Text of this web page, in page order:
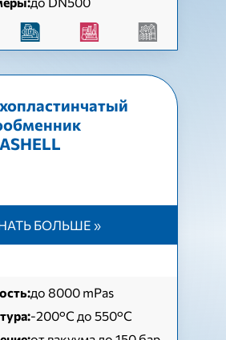
БОЛЬШЕ »
до 8000 mPas
-200°C до 550°C